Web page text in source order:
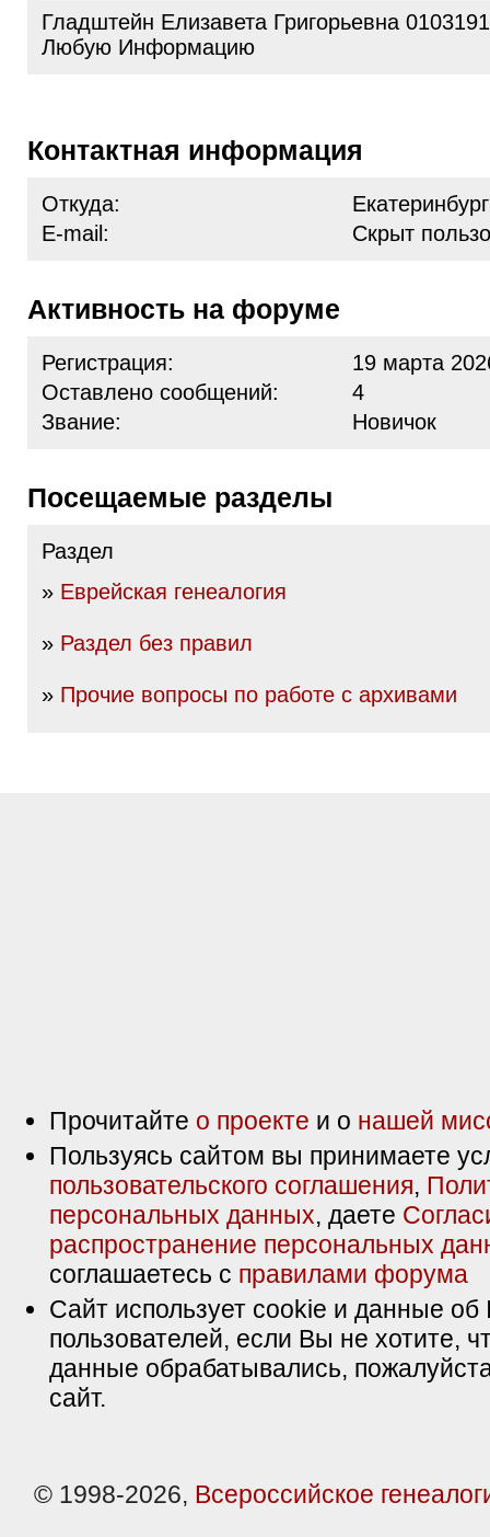
Гладштейн Елизавета Григорьевна
Любую Информацию
Контактная информация
Откуда:
Екатеринбург
E-mail:
Скрыт
Активность на форуме
Регистрация:
19 марта
Оставлено сообщений:
4
Звание:
Новичок
Посещаемые разделы
Раздел
» Еврейская генеалогия
» Раздел без правил
» Прочие вопросы по работе с архивами
Прочитайте о проекте и о нашей
Пользуясь сайтом вы принимаете
пользовательского соглашения,
персональных данных, даете
распространение персональных
соглашаетесь с правилами форума
Сайт использует cookie и данные об
пользователей, если Вы не хотите,
данные обрабатывались,
сайт.
© 1998-2026, Всероссийское